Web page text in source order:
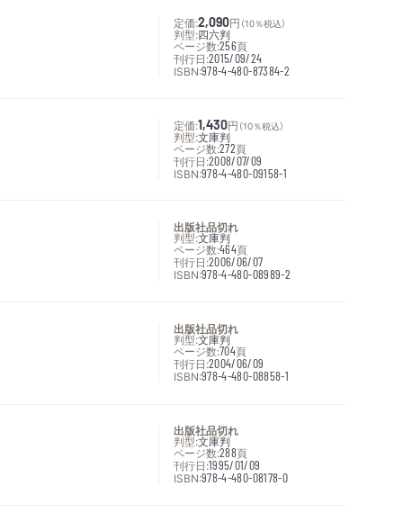
定価:2,090円 （10％税込）
判型:四六判
ページ数:256頁
刊行日:2015/09/24
ISBN:978-4-480-87384-2
定価:1,430円 （10％税込）
判型:文庫判
ページ数:272頁
刊行日:2008/07/09
ISBN:978-4-480-09158-1
出版社品切れ
判型:文庫判
ページ数:464頁
刊行日:2006/06/07
ISBN:978-4-480-08989-2
出版社品切れ
判型:文庫判
ページ数:704頁
刊行日:2004/06/09
ISBN:978-4-480-08858-1
出版社品切れ
判型:文庫判
ページ数:288頁
刊行日:1995/01/09
ISBN:978-4-480-08178-0